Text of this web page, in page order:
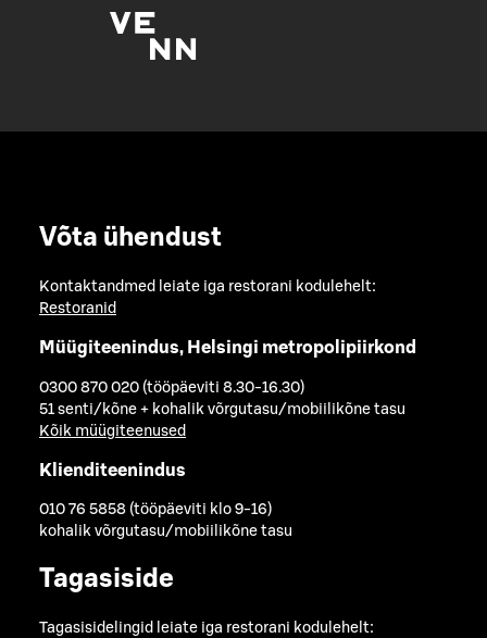
Võta ühendust
Kontaktandmed leiate iga restorani kodulehelt:
Restoranid
Müügiteenindus, Helsingi metropolipiirkond
0300 870 020 (tööpäeviti 8.30-16.30)
51 senti/kõne + kohalik võrgutasu/mobiilikõne tasu
Kõik müügiteenused
Klienditeenindus
010 76 5858 (tööpäeviti klo 9-16)
kohalik võrgutasu/mobiilikõne tasu
Tagasiside
Tagasisidelingid leiate iga restorani kodulehelt: